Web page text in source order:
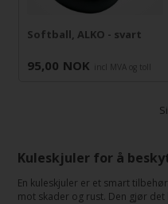
Softball, ALKO - svart
95,00 NOK incl MVA og toll
Kuleskjuler for å
En kuleskjuler er et smart
mot skader og rust. Den gjør